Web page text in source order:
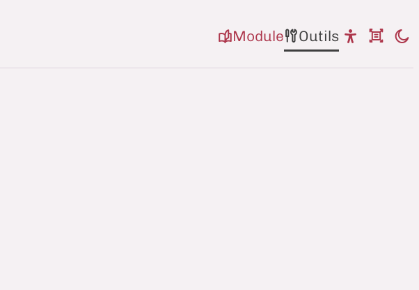
Module
Outils